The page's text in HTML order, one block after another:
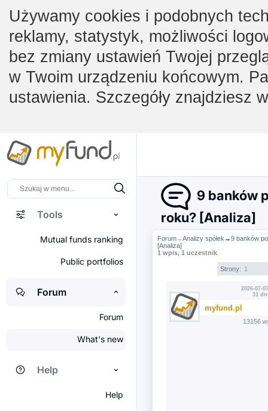
Używamy cookies i podobnych
reklamy, statystyk, możliwości
bez zmiany ustawień Twojej
w Twoim urządzeniu końcowym.
ustawienia. Szczegóły znajdziesz
Tools
Mutual funds ranking
Public portfolios
Forum
Forum
What's new
Help
Help
9 banków
roku? [Analiza]
Forum→Analizy spółek →9 banków
[Analiza]
1 wpis, 1 uczestnik
Strony: 1
2026-07-
31
myfund.pl
13156